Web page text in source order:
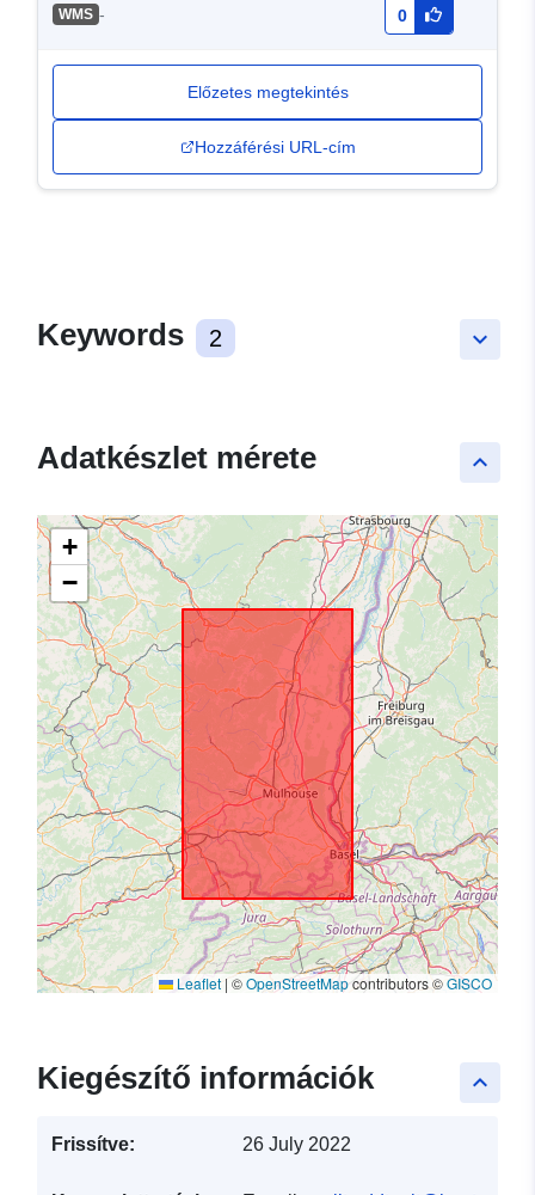
WMS - 0
Előzetes megtekintés
Hozzáférési URL-cím
keyboard_arrow_down
Keywords 2
keyboard_arrow_up
Adatkészlet mérete
+
−
Leaflet | ©OpenStreetMapcontributors ©GISCO
keyboard_arrow_up
Kiegészítő információk
Frissítve: 26 July 2022